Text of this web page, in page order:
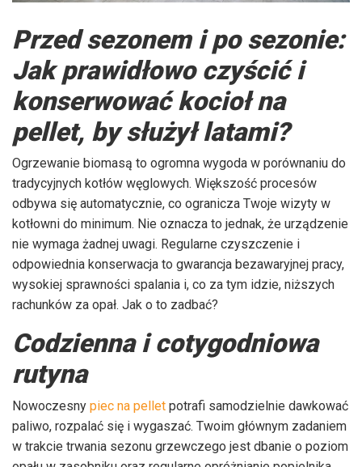
Przed sezonem i po sezonie:
Jak prawidłowo czyścić i
konserwować kocioł na
pellet, by służył latami?
Ogrzewanie biomasą to ogromna wygoda w porównaniu do
tradycyjnych kotłów węglowych. Większość procesów
odbywa się automatycznie, co ogranicza Twoje wizyty w
kotłowni do minimum. Nie oznacza to jednak, że urządzenie
nie wymaga żadnej uwagi. Regularne czyszczenie i
odpowiednia konserwacja to gwarancja bezawaryjnej pracy,
wysokiej sprawności spalania i, co za tym idzie, niższych
rachunków za opał. Jak o to zadbać?
Codzienna i cotygodniowa
rutyna
Nowoczesny piec na pellet potrafi samodzielnie dawkować
paliwo, rozpalać się i wygaszać. Twoim głównym zadaniem
w trakcie trwania sezonu grzewczego jest dbanie o poziom